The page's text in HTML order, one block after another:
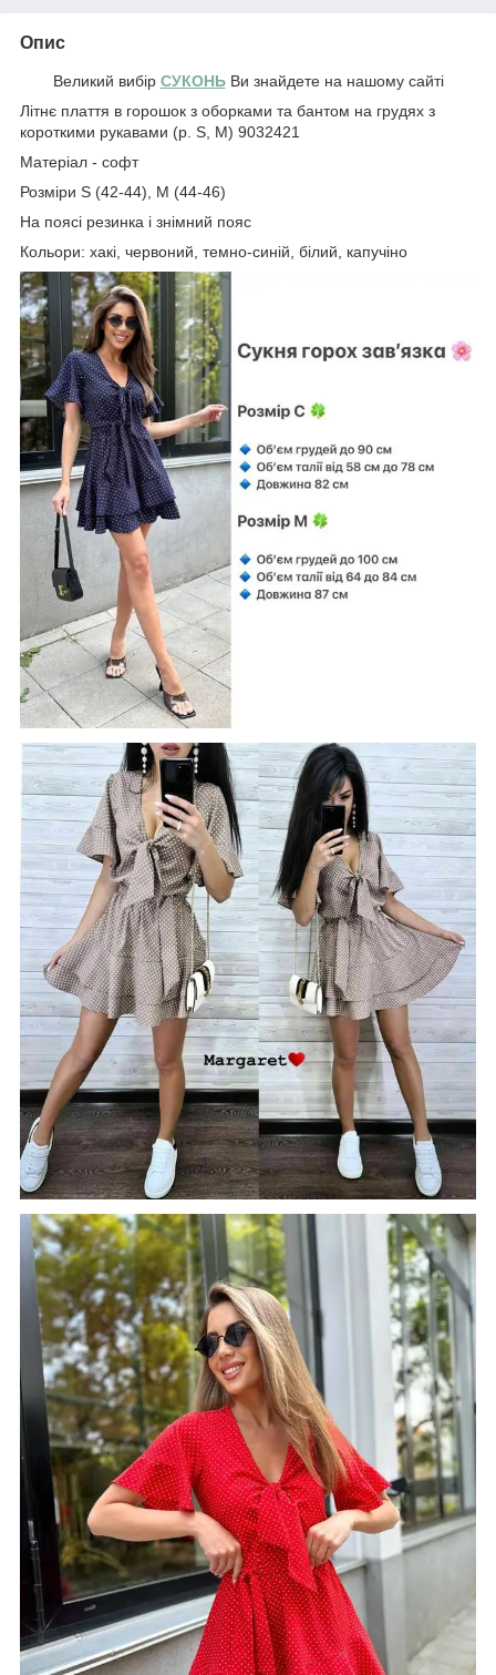
Опис
Великий вибір СУКОНЬВи знайдете на нашому сайті
Літнє плаття в горошок з оборками та бантом на грудях з
короткими рукавами (р. S, M) 9032421
Матеріал - софт
Розміри S (42-44), М (44-46)
На поясі резинка і знімний пояс
Кольори: хакі, червоний, темно-синій, білий, капучіно